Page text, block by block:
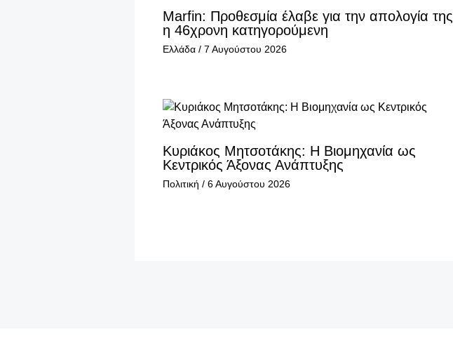
Marfin: Προθεσμία έλαβε για την απολογία της
η 46χρονη κατηγορούμενη
Ελλάδα / 7 Αυγούστου 2026
Κυριάκος Μητσοτάκης: Η Βιομηχανία ως
Κεντρικός Άξονας Ανάπτυξης
Πολιτική / 6 Αυγούστου 2026